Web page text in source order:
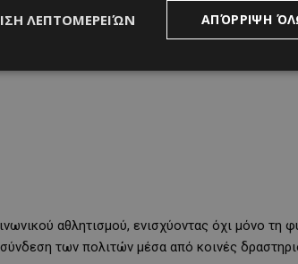
αθλητισμού, ενισχύοντας όχι μόνο τη
των πολιτών μέσα από κοινές
ΑΠΌΡΡΙΨΗ
ΛΕΠΤΟΜΕΡΕΙΏΝ